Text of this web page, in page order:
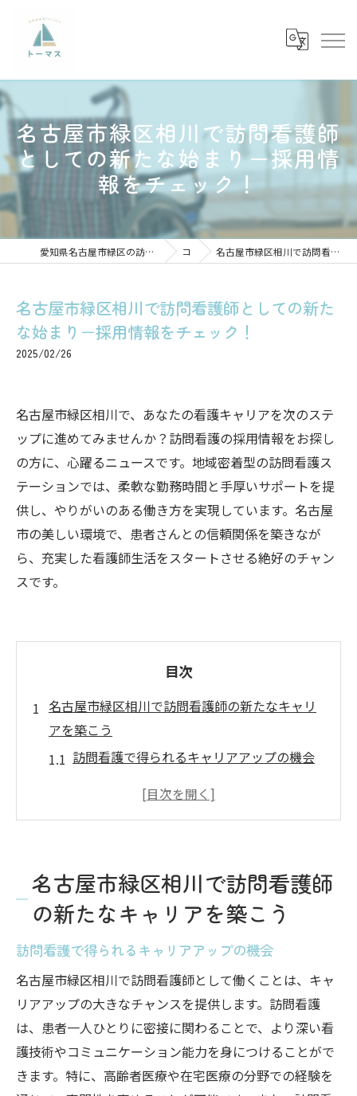
名古屋市緑区相川で訪問看護師
としての新たな始まり－採用情
報をチェック！
愛知県名古屋市緑区の訪問看護の求人なら訪問看護ステーショントーマス コラム 名古屋市緑区相川で訪問看護師としての新たな始まり－採用情報をチェック！
名古屋市緑区相川で訪問看護師としての新た
な始まり－採用情報をチェック！
2025/02/26
名古屋市緑区相川で、あなたの看護キャリアを次のステ
ップに進めてみませんか？訪問看護の採用情報をお探し
の方に、心躍るニュースです。地域密着型の訪問看護ス
テーションでは、柔軟な勤務時間と手厚いサポートを提
供し、やりがいのある働き方を実現しています。名古屋
市の美しい環境で、患者さんとの信頼関係を築きなが
ら、充実した看護師生活をスタートさせる絶好のチャン
スです。
目次
名古屋市緑区相川で訪問看護師の新たなキャリ
アを築こう
訪問看護で得られるキャリアアップの機会
名古屋市緑区相川での訪問看護の具体的な
る
相川での訪問看護師としての未来の展望
訪問看護師としてのキャリアチェンジのタ
イミング
訪問看護で働く魅力－名古屋市緑区相川での求
人をチェック
訪問看護の魅力とは？
名古屋市緑区相川での魅力的な求人情報
名古屋市緑区相川で訪問看護師
の新たなキャリアを築こう
訪問看護で得られるキャリアアップの機会
名古屋市緑区相川で訪問看護師として働くことは、キャ
リアアップの大きなチャンスを提供します。訪問看護
は、患者一人ひとりに密接に関わることで、より深い看
護技術やコミュニケーション能力を身につけることがで
きます。特に、高齢者医療や在宅医療の分野での経験を